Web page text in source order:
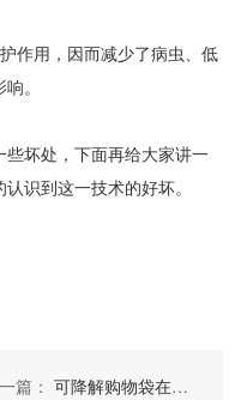
作用，因而减少了病虫、低
。
坏处，下面再给大家讲一
识到这一技术的好坏。
篇： 可降解购物袋在使用中要考虑几点